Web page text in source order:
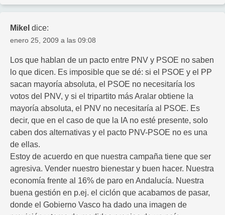
Mikel dice:
enero 25, 2009 a las 09:08
Los que hablan de un pacto entre PNV y PSOE no saben
lo que dicen. Es imposible que se dé: si el PSOE y el PP
sacan mayoría absoluta, el PSOE no necesitaría los
votos del PNV, y si el tripartito más Aralar obtiene la
mayoría absoluta, el PNV no necesitaría al PSOE. Es
decir, que en el caso de que la IA no esté presente, solo
caben dos alternativas y el pacto PNV-PSOE no es una
de ellas.
Estoy de acuerdo en que nuestra campaña tiene que ser
agresiva. Vender nuestro bienestar y buen hacer. Nuestra
economía frente al 16% de paro en Andalucía. Nuestra
buena gestión en p.ej. el ciclón que acabamos de pasar,
donde el Gobierno Vasco ha dado una imagen de